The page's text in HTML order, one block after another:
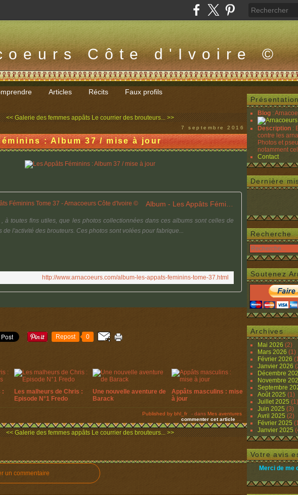
Côte d'Ivoire ©
Articles Récits Faux profils
<< Galerie des femmes appâts Le courrier des brouteurs... >>
7 septembre 2016
: Album 37 / mise à jour
à toutes fins utiles, que les photos collectionnées dans ces albums sont celles de
de l'activité des brouteurs. Ces photos sont volées pour fabrique...
http://www.arnacoeurs.com/album-les-appats-feminins-tome-37.html
Repost 0
:
Les malheurs de Chris :
Episode N°1 Fredo
Une nouvelle aventure de
Barack
Appâts masculins : mise
à jour
Published by bhl_fr - dans Mes aventures
commenter cet article
<< Galerie des femmes appâts Le courrier des brouteurs... >>
un commentaire
Présentation
Blog :
Description :
contre les
Photos et
notamment
Contact
Dernière
Recherche
Soutenez
Archives
Mai 2026 (2)
Mars 2026 (1)
Février 2026
Janvier 2026
Décembre
Novembre
Septembre
Août 2025 (1)
Juillet 2025 (1)
Juin 2025 (3)
Avril 2025 (2)
Février 2025
Janvier 2025
Votre avis
Merci de me